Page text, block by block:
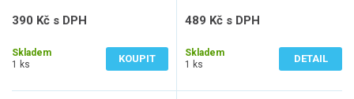
390 Kč s DPH
Skladem
1 ks
KOUPIT
489 Kč s DPH
Skladem
1 ks
DETAIL